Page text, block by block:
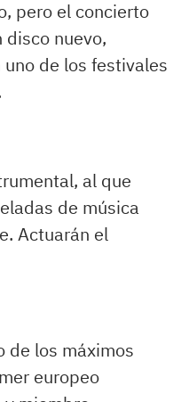
pero el concierto
nuevo,
de los festivales
al que
de música
Actuarán el
de los máximos
europeo